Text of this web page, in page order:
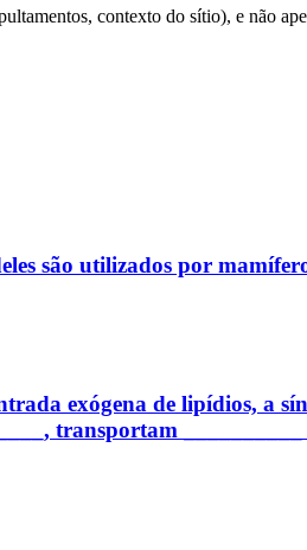
contexto do sítio), e não
são utilizados por
exógena de lipídios, a
transportam